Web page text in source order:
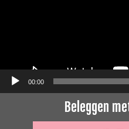
00:00
Beleggen